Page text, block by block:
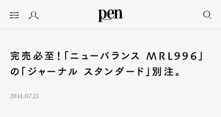
完売必至！「ニューバランス MRL996」
の「ジャーナル スタンダード」別注。
2014.07.23